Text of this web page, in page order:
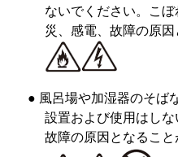
ないでください。こ
災、感電、故障の原因
● 風呂場や加湿器のそば
設置および使用はしな
故障の原因となること